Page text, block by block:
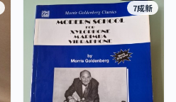
7成新